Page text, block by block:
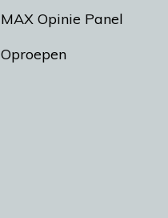
MAX Opinie Panel
Oproepen